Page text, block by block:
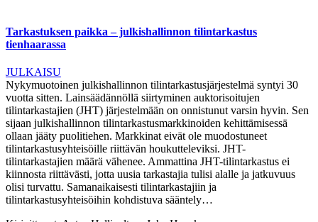
Tarkastuksen paikka – julkishallinnon tilintarkastus
tienhaarassa
JULKAISU
Nykymuotoinen julkishallinnon tilintarkastusjärjestelmä syntyi 30
vuotta sitten. Lainsäädännöllä siirtyminen auktorisoitujen
tilintarkastajien (JHT) järjestelmään on onnistunut varsin hyvin. Sen
sijaan julkishallinnon tilintarkastusmarkkinoiden kehittämisessä
ollaan jääty puolitiehen. Markkinat eivät ole muodostuneet
tilintarkastusyhteisöille riittävän houkutteleviksi. JHT-
tilintarkastajien määrä vähenee. Ammattina JHT-tilintarkastus ei
kiinnosta riittävästi, jotta uusia tarkastajia tulisi alalle ja jatkuvuus
olisi turvattu. Samanaikaisesti tilintarkastajiin ja
tilintarkastusyhteisöihin kohdistuva sääntely…